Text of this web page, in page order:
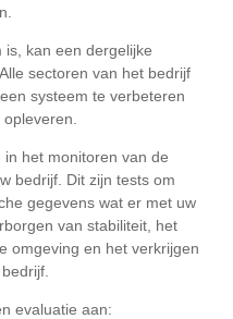
kan een dergelijke
sectoren van het bedrijf
​​systeem te verbeteren
het monitoren van de
bedrijf. Dit zijn tests om
gegevens wat er met uw
van stabiliteit, het
omgeving en het verkrijgen
evaluatie aan: